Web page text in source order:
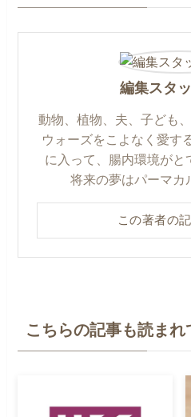
編集スタ
動物、植物、夫、子ども
ウォーズをこよなく愛す
に入って、腸内環境がと
将来の夢はパーマカ
この著者の
こちらの記事も読まれ